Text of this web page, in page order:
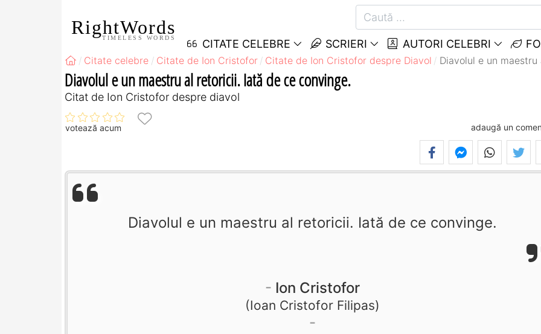
RightWords
TIMELESS WORDS CITATE CELEBRE SCRIERI AUTORI CELEBRI
Citate celebre Citate de Ion Cristofor Citate de Ion Cristofor despre Diavol Diavolul e un
Diavolul e un maestru al retoricii. Iată de ce convinge.
Citat de Ion Cristofor despre diavol
votează acum adaugă un
Diavolul e un maestru al retoricii. Iată de ce convinge.
Ion Cristofor
Ioan Cristofor Filipas